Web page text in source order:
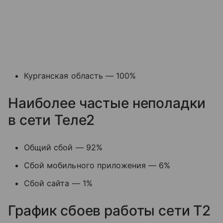
Курганская область — 100%
Наиболее частые неполадки
в сети Теле2
Общий сбой — 92%
Сбой мобильного приложения — 6%
Сбой сайта — 1%
График сбоев работы сети T2